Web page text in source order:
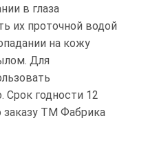
в глаза
их проточной водой
на кожу
Для
Срок годности 12
заказу ТМ Фабрика